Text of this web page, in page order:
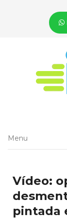
Menu
Menu
Vídeo:
pintada